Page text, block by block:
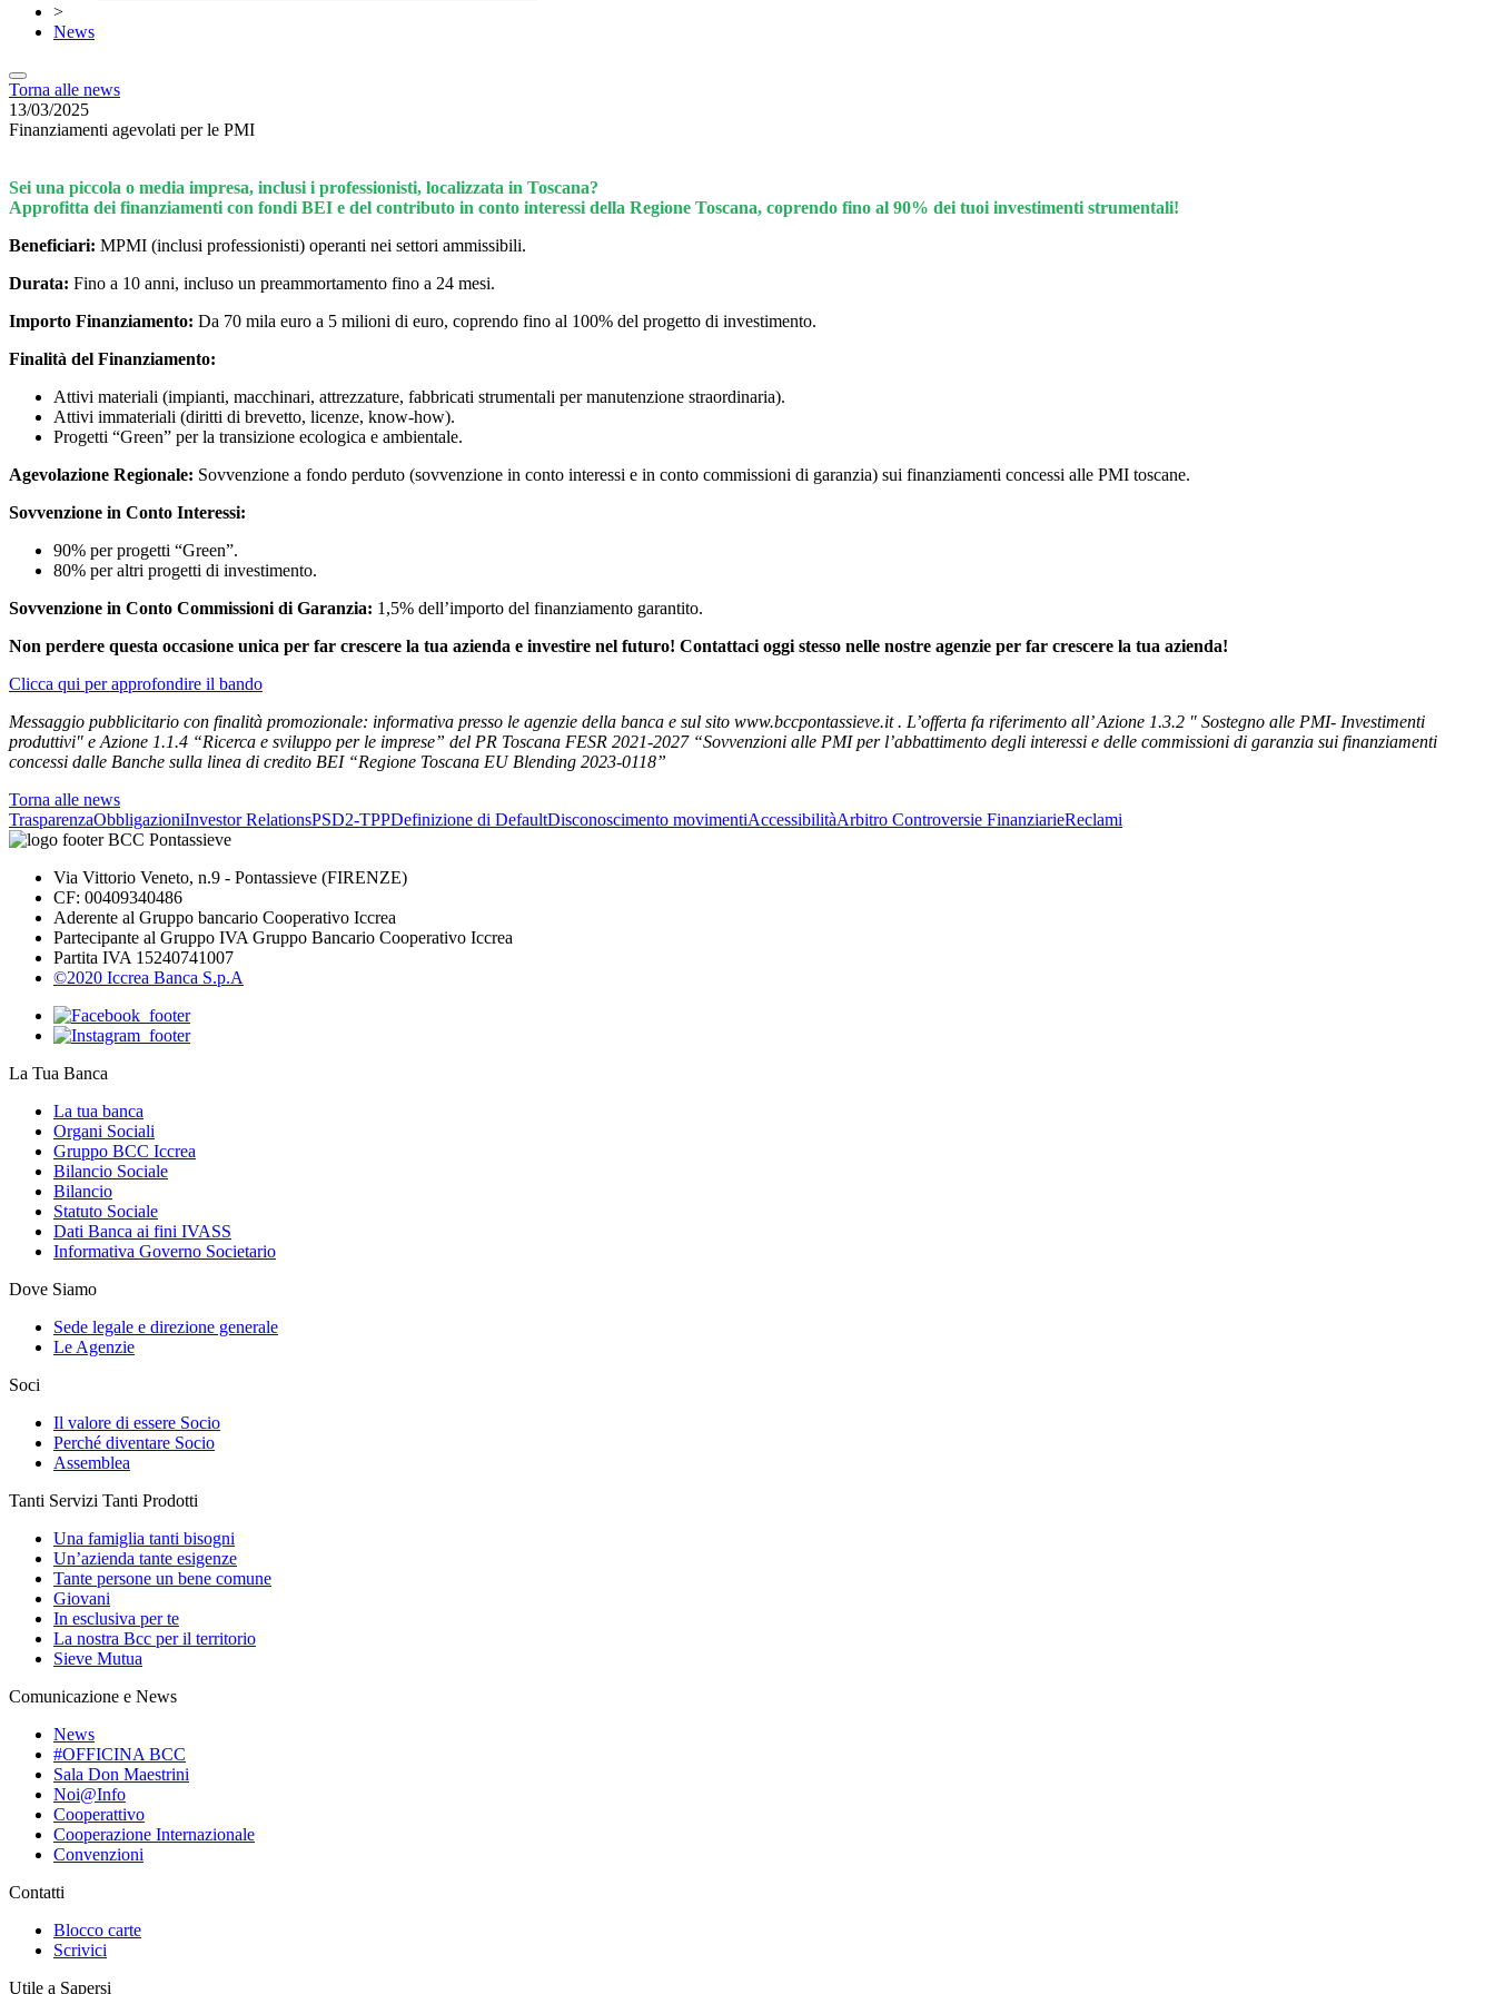
>
News
Torna alle news
13/03/2025
Finanziamenti agevolati per le PMI
Sei una piccola o media impresa, inclusi i professionisti, localizzata in Toscana?
Approfitta dei finanziamenti con fondi BEI e del contributo in conto interessi della Regione Toscana, coprendo fino al 90% dei tuoi investimenti strumentali!
Beneficiari: MPMI (inclusi professionisti) operanti nei settori ammissibili.
Durata: Fino a 10 anni, incluso un preammortamento fino a 24 mesi.
Importo Finanziamento: Da 70 mila euro a 5 milioni di euro, coprendo fino al 100% del progetto di investimento.
Finalità del Finanziamento:
Attivi materiali (impianti, macchinari, attrezzature, fabbricati strumentali per manutenzione straordinaria).
Attivi immateriali (diritti di brevetto, licenze, know-how).
Progetti “Green” per la transizione ecologica e ambientale.
Agevolazione Regionale: Sovvenzione a fondo perduto (sovvenzione in conto interessi e in conto commissioni di garanzia) sui finanziamenti concessi alle PMI toscane.
Sovvenzione in Conto Interessi:
90% per progetti “Green”.
80% per altri progetti di investimento.
Sovvenzione in Conto Commissioni di Garanzia: 1,5% dell’importo del finanziamento garantito.
Non perdere questa occasione unica per far crescere la tua azienda e investire nel futuro! Contattaci oggi stesso nelle nostre agenzie per far crescere la tua azienda!
Clicca qui per approfondire il bando
Messaggio pubblicitario con finalità promozionale: informativa presso le agenzie della banca e sul sito www.bccpontassieve.it . L’offerta fa riferimento all’ Azione 1.3.2 " Sostegno alle PMI- Investimenti
produttivi" e Azione 1.1.4 “Ricerca e sviluppo per le imprese” del PR Toscana FESR 2021-2027 “Sovvenzioni alle PMI per l’abbattimento degli interessi e delle commissioni di garanzia sui finanziamenti
concessi dalle Banche sulla linea di credito BEI “Regione Toscana EU Blending 2023-0118”
Torna alle news
TrasparenzaObbligazioniInvestor RelationsPSD2-TPPDefinizione di DefaultDisconoscimento movimentiAccessibilitàArbitro Controversie FinanziarieReclami
Via Vittorio Veneto, n.9 - Pontassieve (FIRENZE)
CF: 00409340486
Aderente al Gruppo bancario Cooperativo Iccrea
Partecipante al Gruppo IVA Gruppo Bancario Cooperativo Iccrea
Partita IVA 15240741007
©2020 Iccrea Banca S.p.A
La Tua Banca
La tua banca
Organi Sociali
Gruppo BCC Iccrea
Bilancio Sociale
Bilancio
Statuto Sociale
Dati Banca ai fini IVASS
Informativa Governo Societario
Dove Siamo
Sede legale e direzione generale
Le Agenzie
Soci
Il valore di essere Socio
Perché diventare Socio
Assemblea
Tanti Servizi Tanti Prodotti
Una famiglia tanti bisogni
Un’azienda tante esigenze
Tante persone un bene comune
Giovani
In esclusiva per te
La nostra Bcc per il territorio
Sieve Mutua
Comunicazione e News
News
#OFFICINA BCC
Sala Don Maestrini
Noi@Info
Cooperattivo
Cooperazione Internazionale
Convenzioni
Contatti
Blocco carte
Scrivici
Utile a Sapersi